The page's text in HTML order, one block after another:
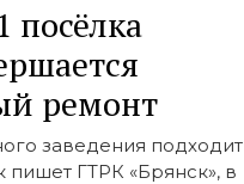
ремонт
заведения подходит
ГТРК «Брянск», в